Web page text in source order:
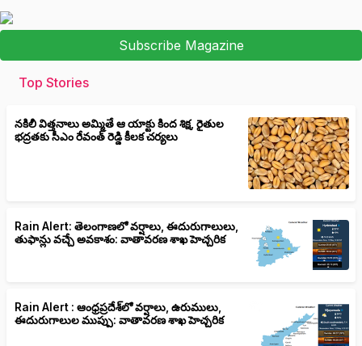
Subscribe Magazine
Top Stories
నకిలీ విత్తనాలు అమ్మితే ఆ యాక్టు కింద శిక్ష, రైతుల
భద్రతకు సీఎం రేవంత్ రెడ్డి కీలక చర్యలు
Rain Alert: తెలంగాణలో వర్షాలు, ఈదురుగాలులు,
తుఫాన్లు వచ్చే అవకాశం: వాతావరణ శాఖ హెచ్చరిక
Rain Alert : ఆంధ్రప్రదేశ్‌లో వర్షాలు, ఉరుములు,
ఈదురుగాలుల ముప్పు: వాతావరణ శాఖ హెచ్చరిక